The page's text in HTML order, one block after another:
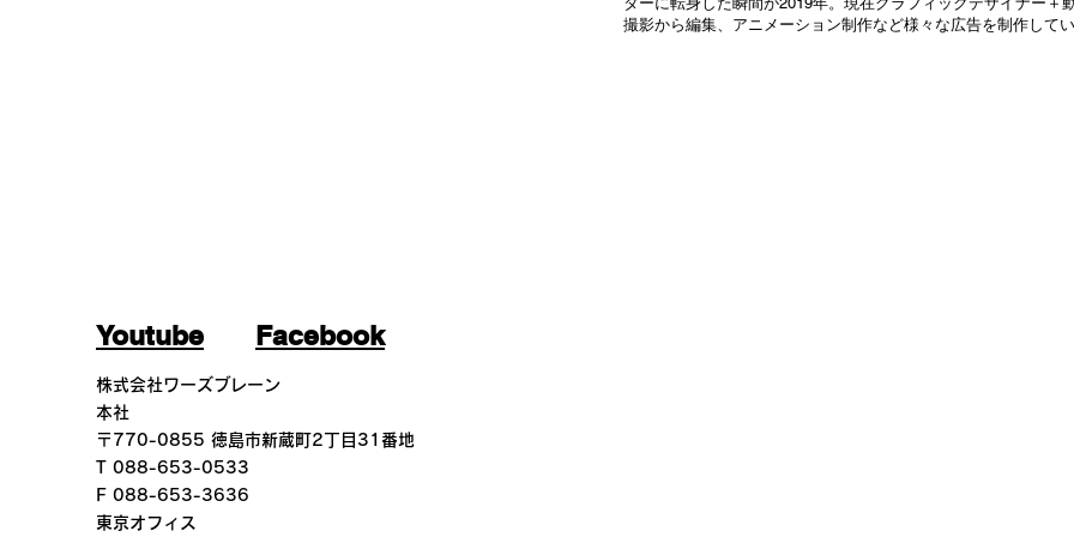
撮影から編集、アニメーション制作など様々な広告を制作してい
Youtube Facebook
​株式会社ワーズブレーン
本社
​〒770-0855 徳島市新蔵町2丁目31番地
T 088-653-0533
F 088-653-3636
東京オフィス